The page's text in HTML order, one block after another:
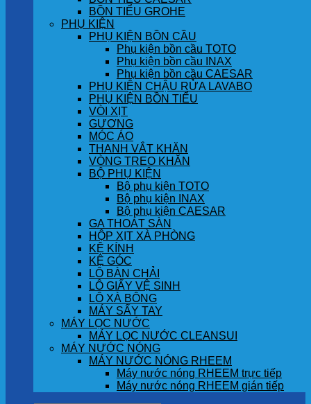
BỒN TIỂU GROHE
PHỤ KIỆN
PHỤ KIỆN BỒN CẦU
Phụ kiện bồn cầu TOTO
Phụ kiện bồn cầu INAX
Phụ kiện bồn cầu CAESAR
PHỤ KIỆN CHẬU RỬA LAVABO
PHỤ KIỆN BỒN TIỂU
VÒI XỊT
GƯƠNG
MÓC ÁO
THANH VẮT KHĂN
VÒNG TREO KHĂN
BỘ PHỤ KIỆN
Bộ phụ kiện TOTO
Bộ phụ kiện INAX
Bộ phụ kiện CAESAR
GA THOÁT SÀN
HỘP XỊT XÀ PHÒNG
KỆ KÍNH
KỆ GÓC
LÔ BÀN CHẢI
LÔ GIẤY VỆ SINH
LÔ XÀ BÔNG
MÁY SẤY TAY
MÁY LỌC NƯỚC
MÁY LỌC NƯỚC CLEANSUI
MÁY NƯỚC NÓNG
MÁY NƯỚC NÓNG RHEEM
Máy nước nóng RHEEM trực tiếp
Máy nước nóng RHEEM gián tiếp